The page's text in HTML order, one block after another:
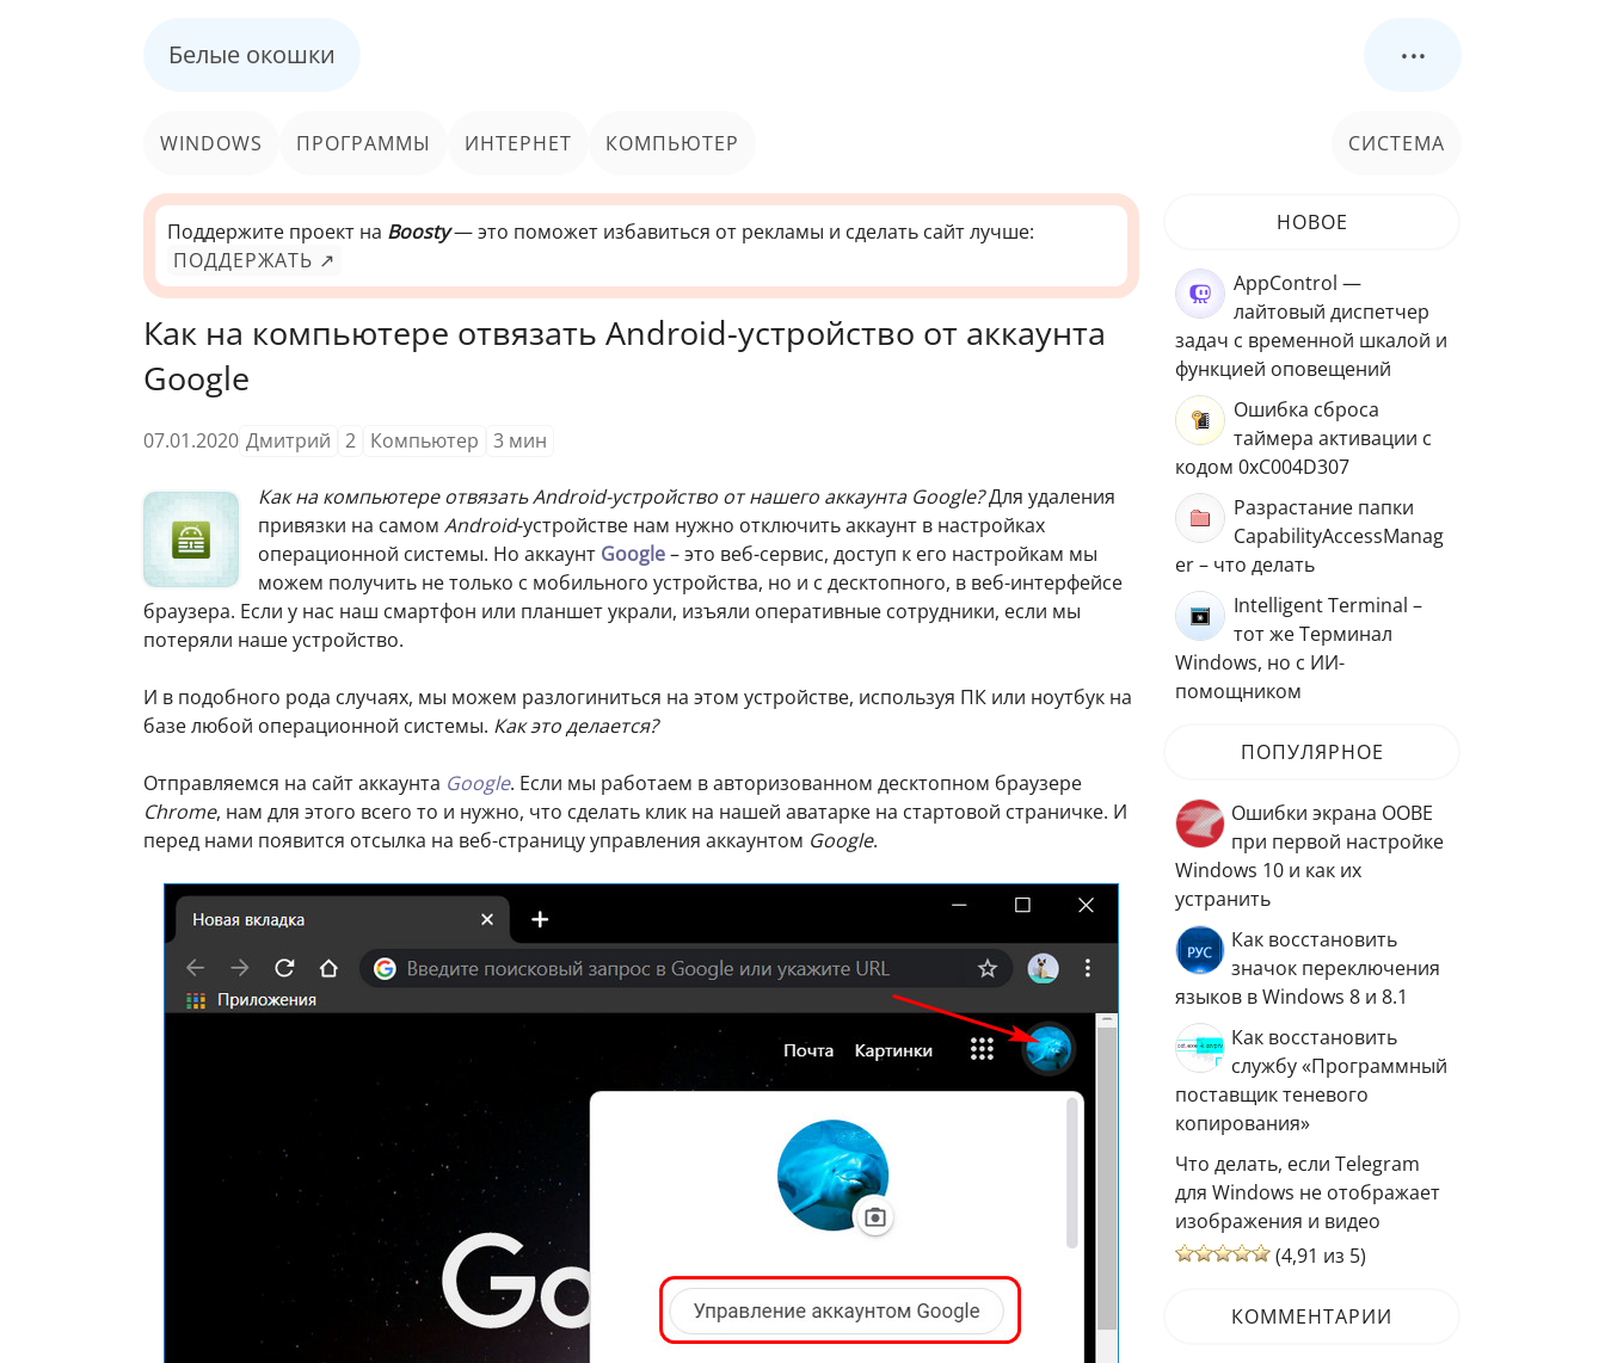
Белые окошки ...
WINDOWS ПРОГРАММЫ ИНТЕРНЕТ КОМПЬЮТЕР СИСТЕМА
Поддержите проект на Boosty— это поможет избавиться от рекламы и сделать сайт лучше:
ПОДДЕРЖАТЬ ↗
Как на компьютере отвязать Android-устройство от аккаунта
Google
07.01.2020 Дмитрий 2 Компьютер 3 мин
Как на компьютере отвязать Android-устройство от нашего аккаунта Google?Для удаления
привязки на самом Android-устройстве нам нужно отключить аккаунт в настройках
операционной системы. Но аккаунт Google– это веб-сервис, доступ к его настройкам мы
можем получить не только с мобильного устройства, но и с десктопного, в веб-интерфейсе
браузера. Если у нас наш смартфон или планшет украли, изъяли оперативные сотрудники, если мы
потеряли наше устройство.
И в подобного рода случаях, мы можем разлогиниться на этом устройстве, используя ПК или ноутбук на
базе любой операционной системы. Как это делается?
Отправляемся на сайт аккаунта Google. Если мы работаем в авторизованном десктопном браузере
Chrome, нам для этого всего то и нужно, что сделать клик на нашей аватарке на стартовой страничке. И
перед нами появится отсылка на веб-страницу управления аккаунтом Google.
НОВОЕ
AppControl —
лайтовый диспетчер
задач с временной шкалой и
функцией оповещений
Ошибка сброса
таймера активации с
кодом 0xC004D307
Разрастание папки
CapabilityAccessManag
er – что делать
Intelligent Terminal –
тот же Терминал
Windows, но с ИИ-
помощником
ПОПУЛЯРНОЕ
Ошибки экрана OOBE
при первой настройке
Windows 10 и как их
устранить
Как восстановить
значок переключения
языков в Windows 8 и 8.1
Как восстановить
службу «Программный
поставщик теневого
копирования»
Что делать, если Telegram
для Windows не отображает
изображения и видео
(4,91 из 5)
КОММЕНТАРИИ